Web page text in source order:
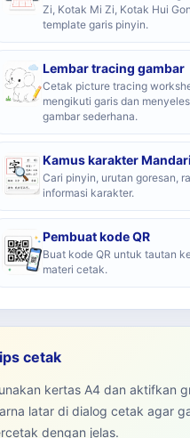
Zi, Kotak Mi Zi, Kotak Hui
template garis pinyin.
Lembar tracing gambar
Cetak picture tracing
mengikuti garis dan
gambar sederhana.
Kamus karakter
Cari pinyin, urutan goresan,
informasi karakter.
Pembuat kode QR
Buat kode QR untuk tautan
materi cetak.
cetak
kertas A4 dan aktifkan
latar di dialog cetak agar
dengan jelas.